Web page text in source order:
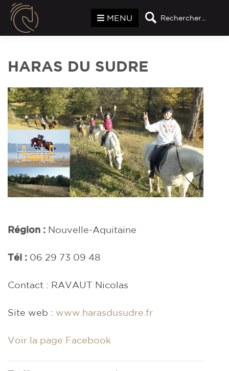
Rechercher...
MENU
HARAS DU SUDRE
Région : Nouvelle-Aquitaine
Tél : 06 29 73 09 48
Contact : RAVAUT Nicolas
Site web : www.harasdusudre.fr
Voir la page Facebook
Panneau de gestion des cookies